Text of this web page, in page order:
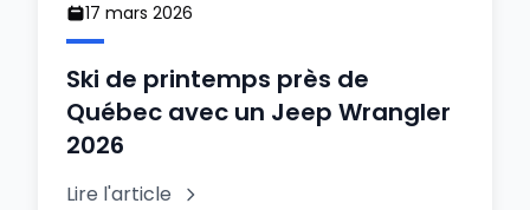
17 mars 2026
Ski de printemps près de
Québec avec un Jeep Wrangler
2026
Lire l'article